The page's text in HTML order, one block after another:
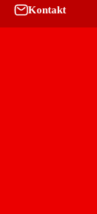
Kontakt